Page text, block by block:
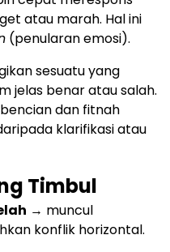
atau marah. Hal ini
(penularan emosi).
sesuatu yang
jelas benar atau salah.
dan fitnah
klarifikasi atau
Timbul
→ muncul
konflik horizontal.